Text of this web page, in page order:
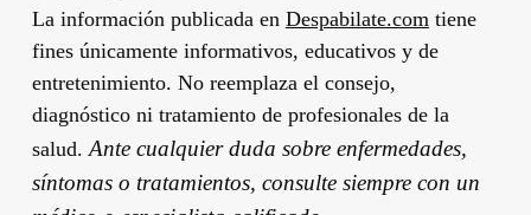
La información publicada en Despabilate.com tiene
fines únicamente informativos, educativos y de
entretenimiento. No reemplaza el consejo,
diagnóstico ni tratamiento de profesionales de la
salud. Ante cualquier duda sobre enfermedades,
síntomas o tratamientos, consulte siempre con un